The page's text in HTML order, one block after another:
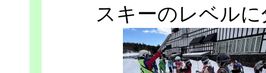
スキーのレベル